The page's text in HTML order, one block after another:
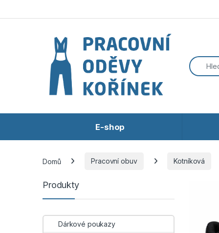
E-shop
Domů Pracovní obuv Kotníková
Produkty
Dárkové poukazy